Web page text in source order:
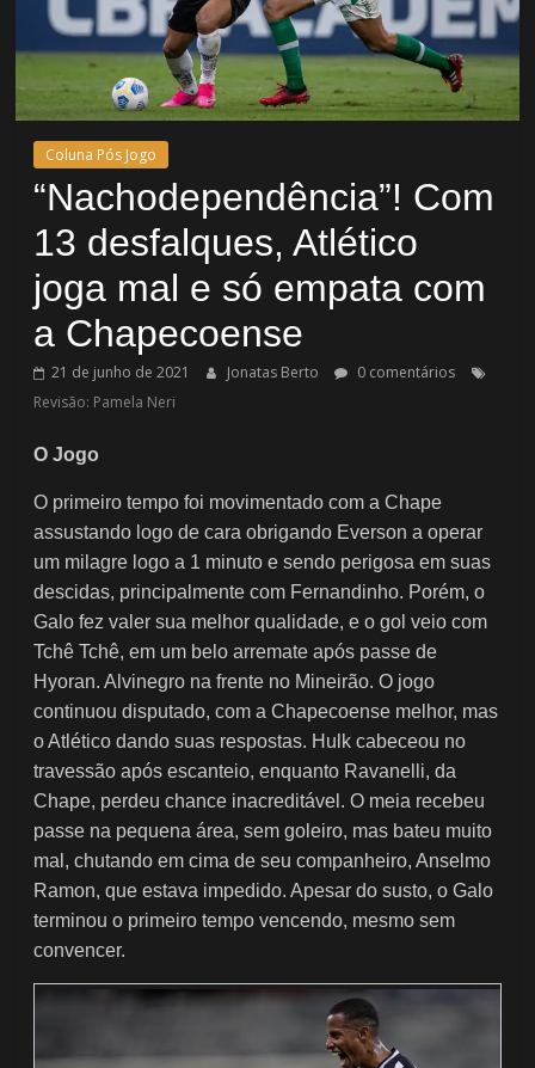
Coluna Pós Jogo
“Nachodependência”! Com
13 desfalques, Atlético
joga mal e só empata com
a Chapecoense
21 de junho de 2021 Jonatas Berto
0 comentários
Revisão: Pamela Neri
O Jogo
O primeiro tempo foi movimentado com a Chape
assustando logo de cara obrigando Everson a operar
um milagre logo a 1 minuto e sendo perigosa em suas
descidas, principalmente com Fernandinho. Porém, o
Galo fez valer sua melhor qualidade, e o gol veio com
Tchê Tchê, em um belo arremate após passe de
Hyoran. Alvinegro na frente no Mineirão. O jogo
continuou disputado, com a Chapecoense melhor, mas
o Atlético dando suas respostas. Hulk cabeceou no
travessão após escanteio, enquanto Ravanelli, da
Chape, perdeu chance inacreditável. O meia recebeu
passe na pequena área, sem goleiro, mas bateu muito
mal, chutando em cima de seu companheiro, Anselmo
Ramon, que estava impedido. Apesar do susto, o Galo
terminou o primeiro tempo vencendo, mesmo sem
convencer.